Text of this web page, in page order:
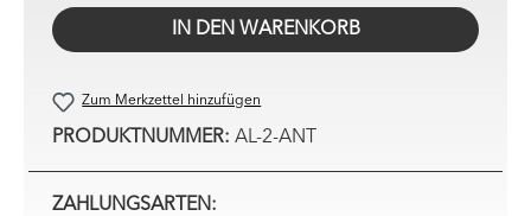
IN DEN WARENKORB
Zum Merkzettel hinzufügen
PRODUKTNUMMER: AL-2-ANT
ZAHLUNGSARTEN: